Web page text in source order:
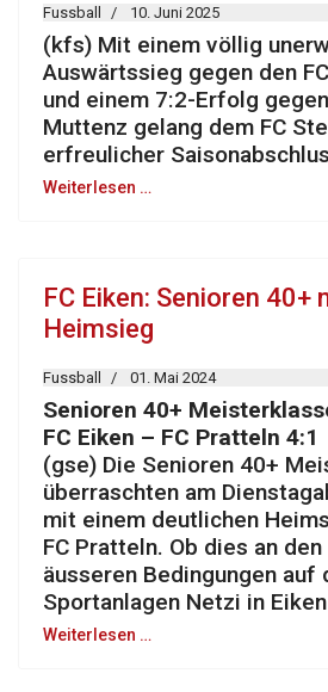
Fussball 10. Juni 2025
(kfs) Mit einem völlig
Auswärtssieg gegen den
und einem 7:2-Erfolg
Muttenz gelang dem FC
erfreulicher
Weiterlesen …
FC Eiken: Senioren 40+
Heimsieg
Fussball 01. Mai 2024
Senioren 40+
FC Eiken – FC Pratteln 4:1
(gse) Die Senioren 40+
überraschten am
mit einem deutlichen
FC Pratteln. Ob dies an
äusseren Bedingungen auf
Sportanlagen Netzi in
Weiterlesen …